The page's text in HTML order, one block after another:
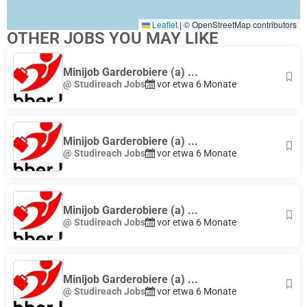
Leaflet | © OpenStreetMap contributors
OTHER JOBS YOU MAY LIKE
Minijob Garderobiere (a) ...
@ Studireach Jobs vor etwa 6 Monate
Minijob Garderobiere (a) ...
@ Studireach Jobs vor etwa 6 Monate
Minijob Garderobiere (a) ...
@ Studireach Jobs vor etwa 6 Monate
Minijob Garderobiere (a) ...
@ Studireach Jobs vor etwa 6 Monate